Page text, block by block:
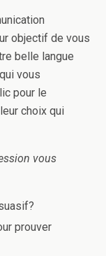
objectif de vous
belle langue
vous
pour le
choix qui
vous
prouver